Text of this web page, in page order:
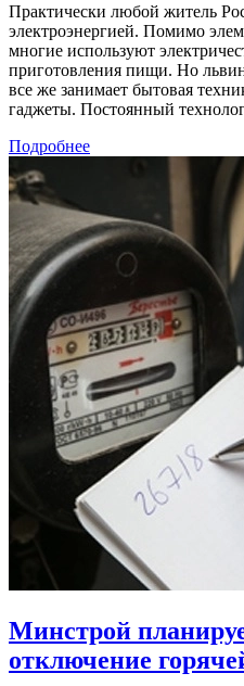
Практически любой житель
электроэнергией. Помимо
многие используют
приготовления пищи. Но
все же занимает бытовая
гаджеты. Постоянный
Подробнее
Минстрой
отключение